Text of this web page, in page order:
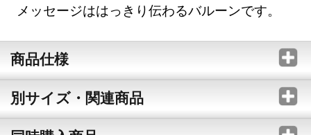
メッセージははっきり伝わるバルーンです。
商品仕様
別サイズ・関連商品